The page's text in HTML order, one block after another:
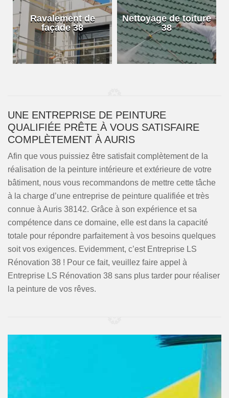
Ravalement de
façade 38
Nettoyage de toiture
38
UNE ENTREPRISE DE PEINTURE
QUALIFIÉE PRÊTE À VOUS SATISFAIRE
COMPLÈTEMENT À AURIS
Afin que vous puissiez être satisfait complètement de la
réalisation de la peinture intérieure et extérieure de votre
bâtiment, nous vous recommandons de mettre cette tâche
à la charge d’une entreprise de peinture qualifiée et très
connue à Auris 38142. Grâce à son expérience et sa
compétence dans ce domaine, elle est dans la capacité
totale pour répondre parfaitement à vos besoins quelques
soit vos exigences. Evidemment, c’est Entreprise LS
Rénovation 38 ! Pour ce fait, veuillez faire appel à
Entreprise LS Rénovation 38 sans plus tarder pour réaliser
la peinture de vos rêves.